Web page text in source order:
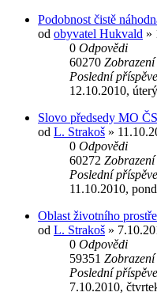
Podobnost čistě
od obyvatel Hukvald »
0 Odpovědi
60270 Zobrazení
Poslední
12.10.2010,
Slovo předsedy MO
od L. Strakoš »
0 Odpovědi
60272 Zobrazení
Poslední
11.10.2010,
Oblast životního
od L. Strakoš »
0 Odpovědi
59351 Zobrazení
Poslední
7.10.2010,